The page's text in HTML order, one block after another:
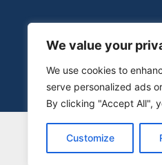
We value your
We use cookies to
serve personalized ads
By clicking "Accept All",
Customize